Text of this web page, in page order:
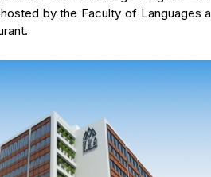
by the Faculty of Languages